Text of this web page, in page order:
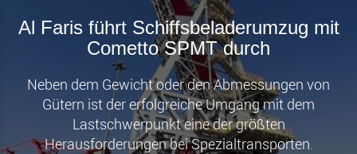
Al Faris führt Schiffsbeladerumzug mit
Cometto SPMT durch
Neben dem Gewicht oder den Abmessungen von
Gütern ist der erfolgreiche Umgang mit dem
Lastschwerpunkt eine der größten
Herausforderungen bei Spezialtransporten.